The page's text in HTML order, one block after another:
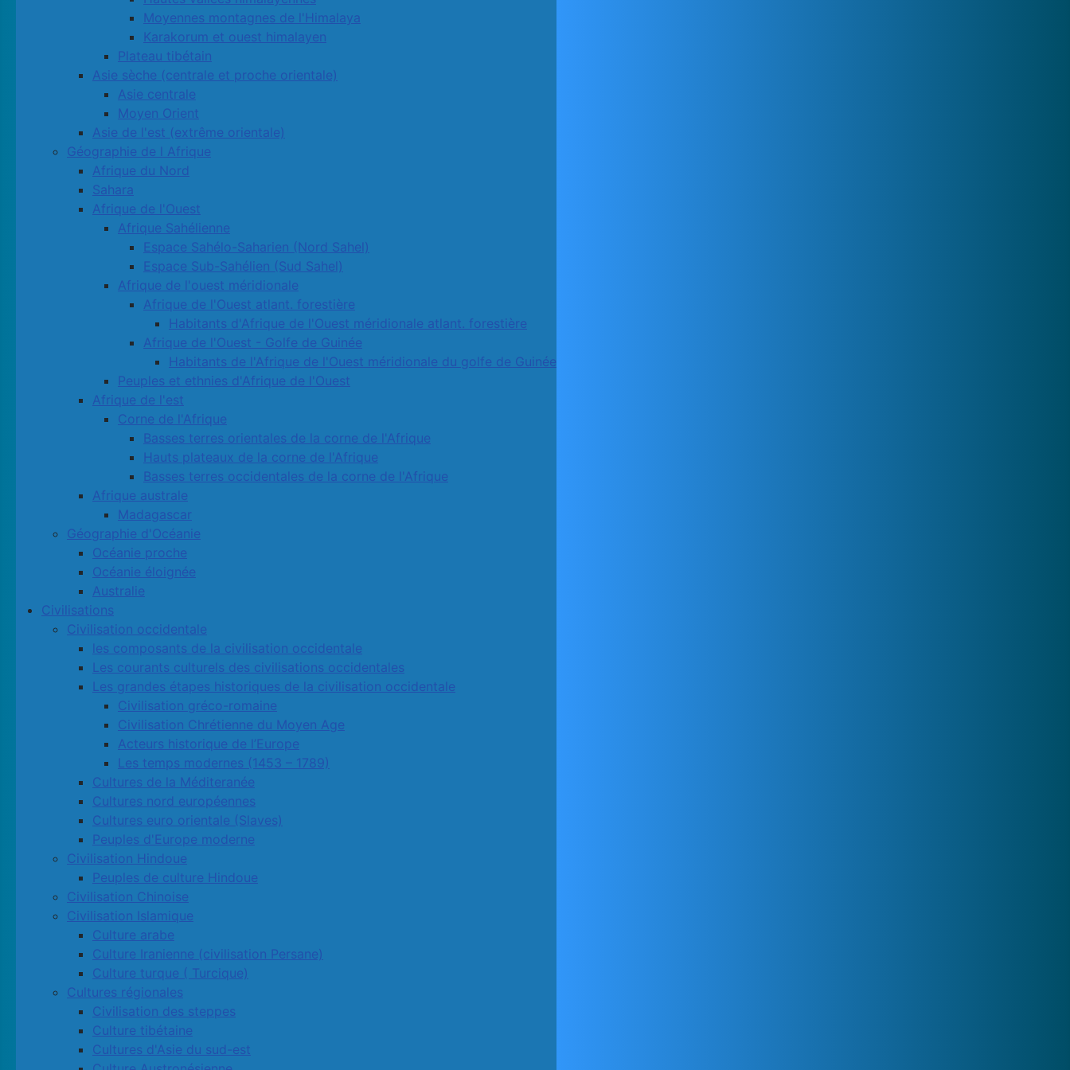
Moyennes montagnes de l'Himalaya
Karakorum et ouest himalayen
Plateau tibétain
Asie sèche (centrale et proche orientale)
Asie centrale
Moyen Orient
Asie de l'est (extrême orientale)
Géographie de l Afrique
Afrique du Nord
Sahara
Afrique de l'Ouest
Afrique Sahélienne
Espace Sahélo-Saharien (Nord Sahel)
Espace Sub-Sahélien (Sud Sahel)
Afrique de l'ouest méridionale
Afrique de l'Ouest atlant. forestière
Habitants d'Afrique de l'Ouest méridionale atlant. forestière
Afrique de l'Ouest - Golfe de Guinée
Habitants de l'Afrique de l'Ouest méridionale du golfe de Guinée
Peuples et ethnies d'Afrique de l'Ouest
Afrique de l'est
Corne de l'Afrique
Basses terres orientales de la corne de l'Afrique
Hauts plateaux de la corne de l'Afrique
Basses terres occidentales de la corne de l'Afrique
Afrique australe
Madagascar
Géographie d'Océanie
Océanie proche
Océanie éloignée
Australie
Civilisations
Civilisation occidentale
les composants de la civilisation occidentale
Les courants culturels des civilisations occidentales
Les grandes étapes historiques de la civilisation occidentale
Civilisation gréco-romaine
Civilisation Chrétienne du Moyen Age
Acteurs historique de l’Europe
Les temps modernes (1453 – 1789)
Cultures de la Méditeranée
Cultures nord européennes
Cultures euro orientale (Slaves)
Peuples d'Europe moderne
Civilisation Hindoue
Peuples de culture Hindoue
Civilisation Chinoise
Civilisation Islamique
Culture arabe
Culture Iranienne (civilisation Persane)
Culture turque ( Turcique)
Cultures régionales
Civilisation des steppes
Culture tibétaine
Cultures d'Asie du sud-est